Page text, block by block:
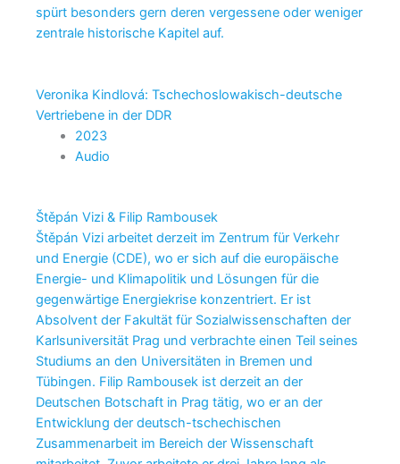
spürt besonders gern deren vergessene oder weniger
zentrale historische Kapitel auf.
Veronika Kindlová: Tschechoslowakisch-deutsche
Vertriebene in der DDR
2023
Audio
Štěpán Vizi & Filip Rambousek
Štěpán Vizi arbeitet derzeit im Zentrum für Verkehr
und Energie (CDE), wo er sich auf die europäische
Energie- und Klimapolitik und Lösungen für die
gegenwärtige Energiekrise konzentriert. Er ist
Absolvent der Fakultät für Sozialwissenschaften der
Karlsuniversität Prag und verbrachte einen Teil seines
Studiums an den Universitäten in Bremen und
Tübingen. Filip Rambousek ist derzeit an der
Deutschen Botschaft in Prag tätig, wo er an der
Entwicklung der deutsch-tschechischen
Zusammenarbeit im Bereich der Wissenschaft